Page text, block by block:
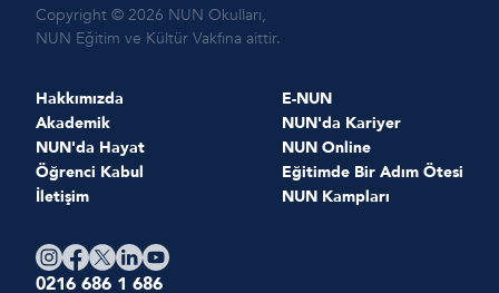
Copyright © 2026 NUN Okulları,
NUN Eğitim ve Kültür Vakfına aittir.
Hakkımızda
Akademik
NUN'da Hayat
Öğrenci Kabul
İletişim
E-NUN
NUN'da Kariyer
NUN Online
Eğitimde Bir Adım Ötesi
NUN Kampları
0216 686 1 686